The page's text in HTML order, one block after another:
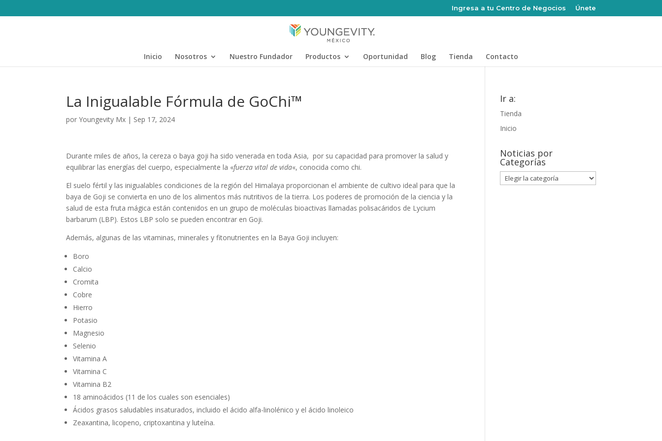
Ingresa a tu Centro de Negocios Únete
Inicio Nosotros Nuestro Fundador Productos Oportunidad Blog Tienda Contacto
La Inigualable Fórmula de GoChi™
porYoungevity Mx | Sep 17, 2024
Durante miles de años, la cereza o baya goji ha sido venerada en toda Asia, por su capacidad para promover la salud y
equilibrar las energías del cuerpo, especialmente la «fuerza vital de vida«, conocida como chi.
El suelo fértil y las inigualables condiciones de la región del Himalaya proporcionan el ambiente de cultivo ideal para que la
baya de Goji se convierta en uno de los alimentos más nutritivos de la tierra. Los poderes de promoción de la ciencia y la
salud de esta fruta mágica están contenidos en un grupo de moléculas bioactivas llamadas polisacáridos de Lycium
barbarum (LBP). Estos LBP solo se pueden encontrar en Goji.
Además, algunas de las vitaminas, minerales y fitonutrientes en la Baya Goji incluyen:
Boro
Calcio
Cromita
Cobre
Hierro
Potasio
Magnesio
Selenio
Vitamina A
Vitamina C
Vitamina B2
18 aminoácidos (11 de los cuales son esenciales)
Ácidos grasos saludables insaturados, incluido el ácido alfa-linolénico y el ácido linoleico
Zeaxantina, licopeno, criptoxantina y luteína.
Ir a:
Tienda
Inicio
Noticias por
Categorías
Noticias
por